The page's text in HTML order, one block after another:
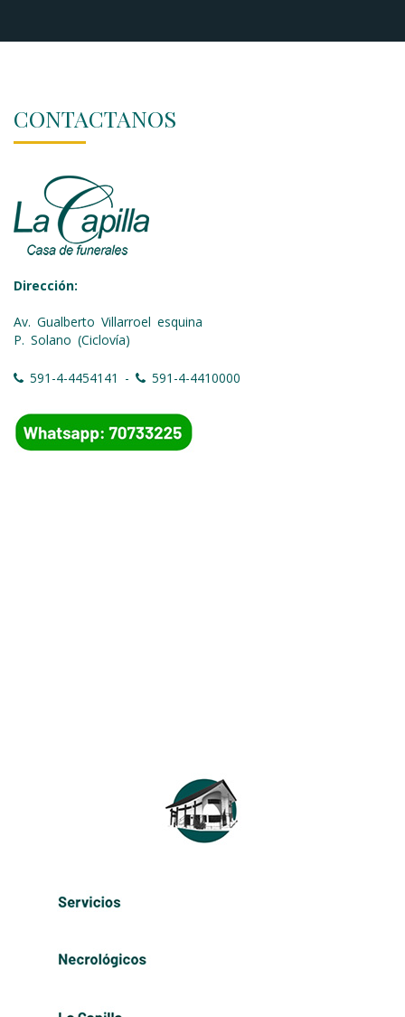
CONTACTANOS
Dirección:
Av. Gualberto Villarroel esquina
P. Solano (Ciclovía)
591-4-4454141 - 591-4-4410000